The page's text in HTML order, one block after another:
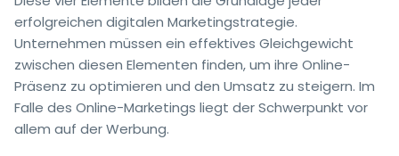
erfolgreichen digitalen Marketingstrategie.
Unternehmen müssen ein effektives Gleichgewicht
zwischen diesen Elementen finden, um ihre Online-
Präsenz zu optimieren und den Umsatz zu steigern. Im
Falle des Online-Marketings liegt der Schwerpunkt vor
allem auf der Werbung.